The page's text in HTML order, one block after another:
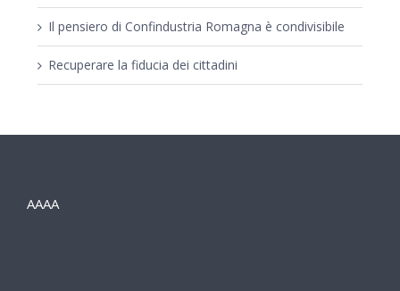
Il pensiero di Confindustria Romagna è condivisibile
Recuperare la fiducia dei cittadini
AAAA